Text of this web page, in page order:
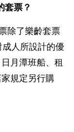
套票？
除了樂齡套票
人所設計的優
月潭班船、租
規定另行購